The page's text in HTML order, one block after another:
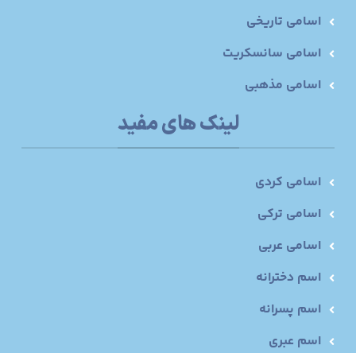
اسامی تاریخی
اسامی سانسکریت
اسامی مذهبی
لینک های مفید
اسامی کردی
اسامی ترکی
اسامی عربی
اسم دخترانه
اسم پسرانه
اسم عبری